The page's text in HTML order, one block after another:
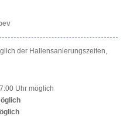
der Hallensanierungszeiten,
Uhr möglich